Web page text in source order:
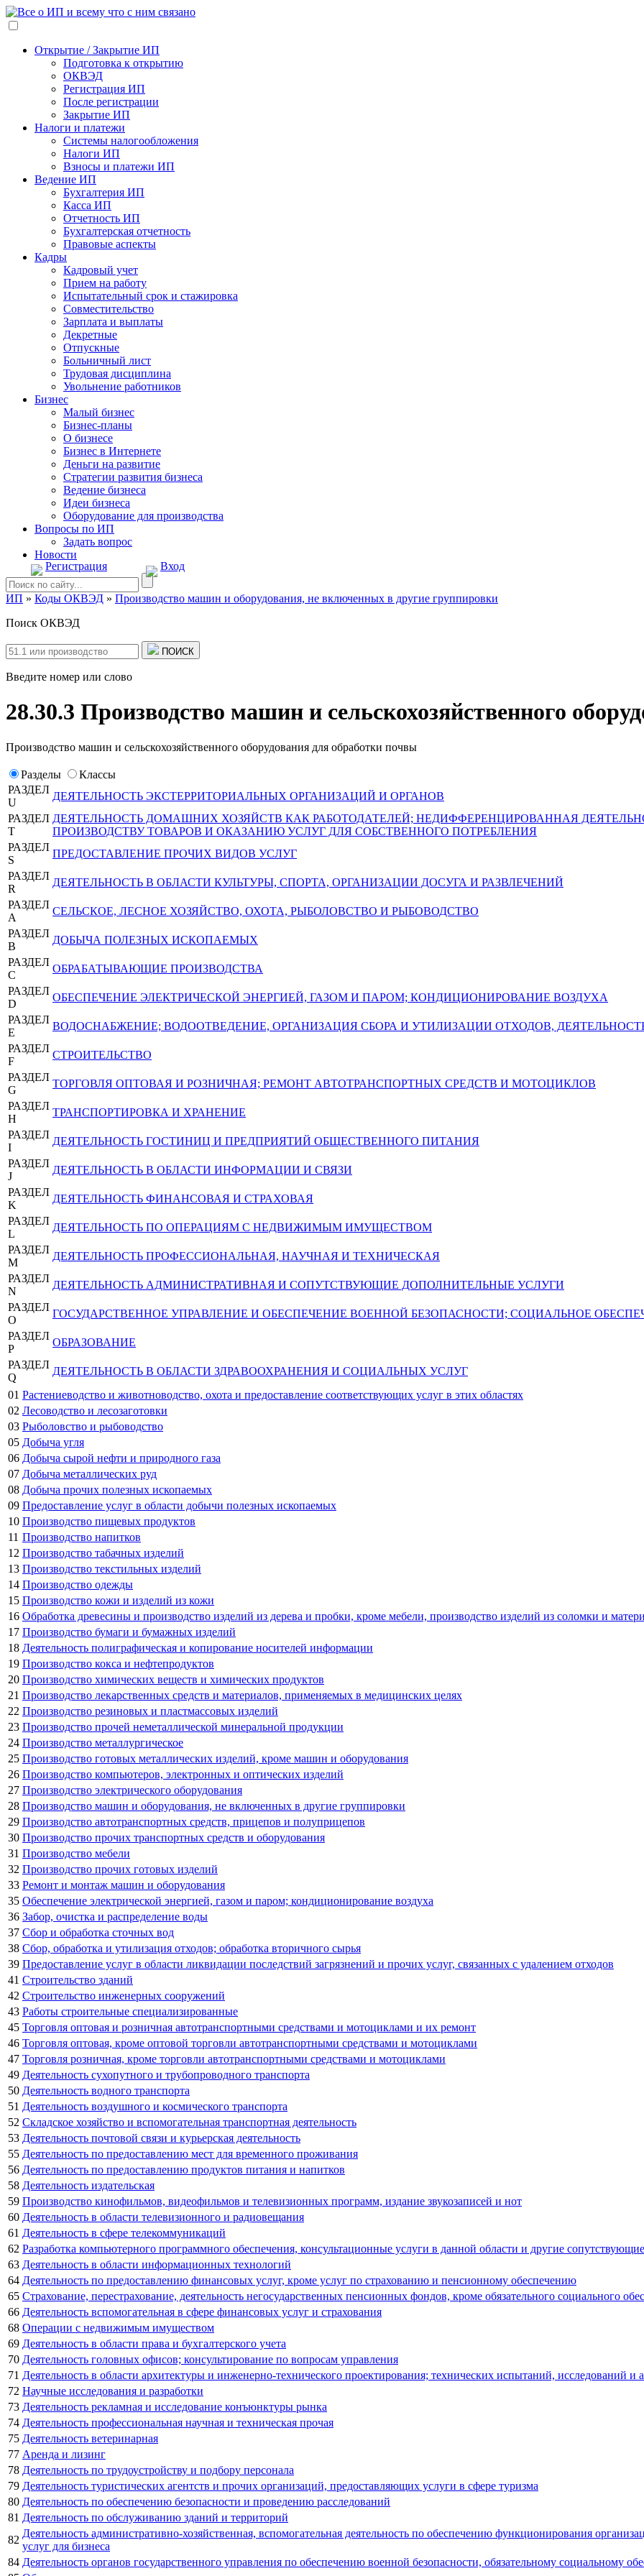
Открытие / Закрытие ИП
Подготовка к открытию
ОКВЭД
Регистрация ИП
После регистрации
Закрытие ИП
Налоги и платежи
Системы налогообложения
Налоги ИП
Взносы и платежи ИП
Ведение ИП
Бухгалтерия ИП
Касса ИП
Отчетность ИП
Бухгалтерская отчетность
Правовые аспекты
Кадры
Кадровый учет
Прием на работу
Испытательный срок и стажировка
Совместительство
Зарплата и выплаты
Декретные
Отпускные
Больничный лист
Трудовая дисциплина
Увольнение работников
Бизнес
Малый бизнес
Бизнес-планы
О бизнесе
Бизнес в Интернете
Деньги на развитие
Стратегии развития бизнеса
Ведение бизнеса
Идеи бизнеса
Оборудование для производства
Вопросы по ИП
Задать вопрос
Новости
Регистрация
Вход
ИП » Коды ОКВЭД » Производство машин и оборудования, не включенных в другие группировки
Поиск ОКВЭД
ПОИСК
Введите номер или слово
28.30.3 Производство машин и сельскохозяйственного
Производство машин и сельскохозяйственного оборудования для обработки почвы
Разделы
Классы
РАЗДЕЛ
U
ДЕЯТЕЛЬНОСТЬ ЭКСТЕРРИТОРИАЛЬНЫХ ОРГАНИЗАЦИЙ И ОРГАНОВ
РАЗДЕЛ
T
ДЕЯТЕЛЬНОСТЬ ДОМАШНИХ ХОЗЯЙСТВ КАК РАБОТОДАТЕЛЕЙ; НЕДИФФЕРЕНЦИРОВАННАЯ
ПРОИЗВОДСТВУ ТОВАРОВ И ОКАЗАНИЮ УСЛУГ ДЛЯ СОБСТВЕННОГО ПОТРЕБЛЕНИЯ
РАЗДЕЛ
S
ПРЕДОСТАВЛЕНИЕ ПРОЧИХ ВИДОВ УСЛУГ
РАЗДЕЛ
R
ДЕЯТЕЛЬНОСТЬ В ОБЛАСТИ КУЛЬТУРЫ, СПОРТА, ОРГАНИЗАЦИИ ДОСУГА И РАЗВЛЕЧЕНИЙ
РАЗДЕЛ
A
СЕЛЬСКОЕ, ЛЕСНОЕ ХОЗЯЙСТВО, ОХОТА, РЫБОЛОВСТВО И РЫБОВОДСТВО
РАЗДЕЛ
B
ДОБЫЧА ПОЛЕЗНЫХ ИСКОПАЕМЫХ
РАЗДЕЛ
C
ОБРАБАТЫВАЮЩИЕ ПРОИЗВОДСТВА
РАЗДЕЛ
D
ОБЕСПЕЧЕНИЕ ЭЛЕКТРИЧЕСКОЙ ЭНЕРГИЕЙ, ГАЗОМ И ПАРОМ; КОНДИЦИОНИРОВАНИЕ ВОЗДУХА
РАЗДЕЛ
E
ВОДОСНАБЖЕНИЕ; ВОДООТВЕДЕНИЕ, ОРГАНИЗАЦИЯ СБОРА И УТИЛИЗАЦИИ ОТХОДОВ,
РАЗДЕЛ
F
СТРОИТЕЛЬСТВО
РАЗДЕЛ
G
ТОРГОВЛЯ ОПТОВАЯ И РОЗНИЧНАЯ; РЕМОНТ АВТОТРАНСПОРТНЫХ СРЕДСТВ И МОТОЦИКЛОВ
РАЗДЕЛ
H
ТРАНСПОРТИРОВКА И ХРАНЕНИЕ
РАЗДЕЛ
I
ДЕЯТЕЛЬНОСТЬ ГОСТИНИЦ И ПРЕДПРИЯТИЙ ОБЩЕСТВЕННОГО ПИТАНИЯ
РАЗДЕЛ
J
ДЕЯТЕЛЬНОСТЬ В ОБЛАСТИ ИНФОРМАЦИИ И СВЯЗИ
РАЗДЕЛ
K
ДЕЯТЕЛЬНОСТЬ ФИНАНСОВАЯ И СТРАХОВАЯ
РАЗДЕЛ
L
ДЕЯТЕЛЬНОСТЬ ПО ОПЕРАЦИЯМ С НЕДВИЖИМЫМ ИМУЩЕСТВОМ
РАЗДЕЛ
M
ДЕЯТЕЛЬНОСТЬ ПРОФЕССИОНАЛЬНАЯ, НАУЧНАЯ И ТЕХНИЧЕСКАЯ
РАЗДЕЛ
N
ДЕЯТЕЛЬНОСТЬ АДМИНИСТРАТИВНАЯ И СОПУТСТВУЮЩИЕ ДОПОЛНИТЕЛЬНЫЕ УСЛУГИ
РАЗДЕЛ
O
ГОСУДАРСТВЕННОЕ УПРАВЛЕНИЕ И ОБЕСПЕЧЕНИЕ ВОЕННОЙ БЕЗОПАСНОСТИ; СОЦИАЛЬНОЕ
РАЗДЕЛ
P
ОБРАЗОВАНИЕ
РАЗДЕЛ
Q
ДЕЯТЕЛЬНОСТЬ В ОБЛАСТИ ЗДРАВООХРАНЕНИЯ И СОЦИАЛЬНЫХ УСЛУГ
01 Растениеводство и животноводство, охота и предоставление соответствующих услуг в этих областях
02 Лесоводство и лесозаготовки
03 Рыболовство и рыбоводство
05 Добыча угля
06 Добыча сырой нефти и природного газа
07 Добыча металлических руд
08 Добыча прочих полезных ископаемых
09 Предоставление услуг в области добычи полезных ископаемых
10 Производство пищевых продуктов
11 Производство напитков
12 Производство табачных изделий
13 Производство текстильных изделий
14 Производство одежды
15 Производство кожи и изделий из кожи
16 Обработка древесины и производство изделий из дерева и пробки, кроме мебели, производство изделий из соломки и
17 Производство бумаги и бумажных изделий
18 Деятельность полиграфическая и копирование носителей информации
19 Производство кокса и нефтепродуктов
20 Производство химических веществ и химических продуктов
21 Производство лекарственных средств и материалов, применяемых в медицинских целях
22 Производство резиновых и пластмассовых изделий
23 Производство прочей неметаллической минеральной продукции
24 Производство металлургическое
25 Производство готовых металлических изделий, кроме машин и оборудования
26 Производство компьютеров, электронных и оптических изделий
27 Производство электрического оборудования
28 Производство машин и оборудования, не включенных в другие группировки
29 Производство автотранспортных средств, прицепов и полуприцепов
30 Производство прочих транспортных средств и оборудования
31 Производство мебели
32 Производство прочих готовых изделий
33 Ремонт и монтаж машин и оборудования
35 Обеспечение электрической энергией, газом и паром; кондиционирование воздуха
36 Забор, очистка и распределение воды
37 Сбор и обработка сточных вод
38 Сбор, обработка и утилизация отходов; обработка вторичного сырья
39 Предоставление услуг в области ликвидации последствий загрязнений и прочих услуг, связанных с удалением отходов
41 Строительство зданий
42 Строительство инженерных сооружений
43 Работы строительные специализированные
45 Торговля оптовая и розничная автотранспортными средствами и мотоциклами и их ремонт
46 Торговля оптовая, кроме оптовой торговли автотранспортными средствами и мотоциклами
47 Торговля розничная, кроме торговли автотранспортными средствами и мотоциклами
49 Деятельность сухопутного и трубопроводного транспорта
50 Деятельность водного транспорта
51 Деятельность воздушного и космического транспорта
52 Складское хозяйство и вспомогательная транспортная деятельность
53 Деятельность почтовой связи и курьерская деятельность
55 Деятельность по предоставлению мест для временного проживания
56 Деятельность по предоставлению продуктов питания и напитков
58 Деятельность издательская
59 Производство кинофильмов, видеофильмов и телевизионных программ, издание звукозаписей и нот
60 Деятельность в области телевизионного и радиовещания
61 Деятельность в сфере телекоммуникаций
62 Разработка компьютерного программного обеспечения, консультационные услуги в данной области и другие
63 Деятельность в области информационных технологий
64 Деятельность по предоставлению финансовых услуг, кроме услуг по страхованию и пенсионному обеспечению
65 Страхование, перестрахование, деятельность негосударственных пенсионных фондов, кроме обязательного социального
66 Деятельность вспомогательная в сфере финансовых услуг и страхования
68 Операции с недвижимым имуществом
69 Деятельность в области права и бухгалтерского учета
70 Деятельность головных офисов; консультирование по вопросам управления
71 Деятельность в области архитектуры и инженерно-технического проектирования; технических испытаний, исследований и
72 Научные исследования и разработки
73 Деятельность рекламная и исследование конъюнктуры рынка
74 Деятельность профессиональная научная и техническая прочая
75 Деятельность ветеринарная
77 Аренда и лизинг
78 Деятельность по трудоустройству и подбору персонала
79 Деятельность туристических агентств и прочих организаций, предоставляющих услуги в сфере туризма
80 Деятельность по обеспечению безопасности и проведению расследований
81 Деятельность по обслуживанию зданий и территорий
82
Деятельность административно-хозяйственная, вспомогательная деятельность по обеспечению функционирования
услуг для бизнеса
84 Деятельность органов государственного управления по обеспечению военной безопасности, обязательному социальному